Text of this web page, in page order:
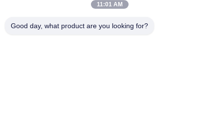
11:01 AM
Good day, what product are you looking for?